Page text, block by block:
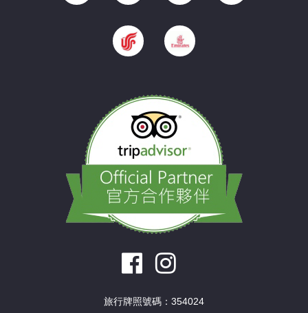
旅行牌照號碼：354024